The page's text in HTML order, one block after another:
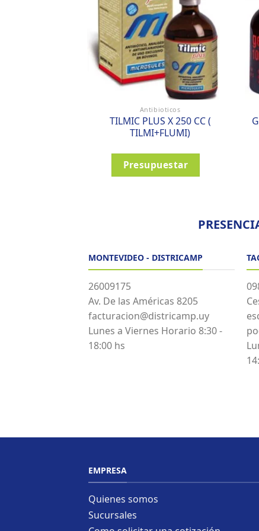
Antibioticos
TILMIC PLUS X 250 CC (
TILMI+FLUMI)
Presupuestar
MONTEVIDEO - DISTRICAMP
26009175
Av. De las Américas 8205
facturacion@districamp.uy
Lunes a Viernes Horario 8:30 -
18:00 hs
EMPRESA
Quienes somos
Sucursales